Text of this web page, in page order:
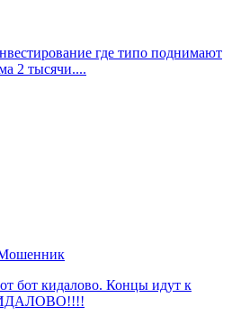
где типо поднимают
2 тысячи....
бот кидалово. Концы идут к